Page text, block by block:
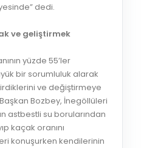
dedi.
ve geliştirmek
yüzde 55’ler
bir sorumluluk alarak
ve değiştirmeye
Bozbey, İnegöllüleri
astbestli su borularından
kaçak oranını
konuşurken kendilerinin